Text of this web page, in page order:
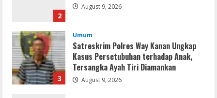
2
August 9, 2026
3
Umum
Satreskrim Polres Way Kanan Ungkap
Kasus Persetubuhan terhadap Anak,
Tersangka Ayah Tiri Diamankan
August 9, 2026